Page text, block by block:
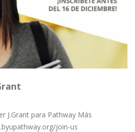
J.Grant para Pathway Más
join-us